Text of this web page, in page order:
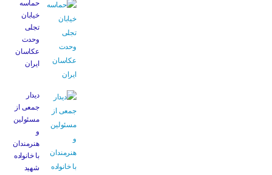
حماسه
خیابان
تجلی
وحدت
عکاسان
ایران
دیدار
جمعی از
مسئولین
و
هنرمندان
با خانواده
شهید